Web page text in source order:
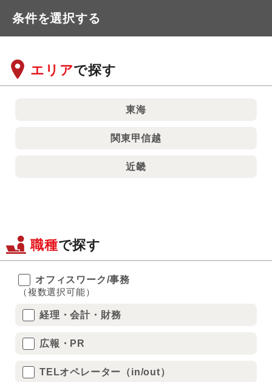
条件を選択する
エリアで探す
東海
関東甲信越
近畿
職種で探す
オフィスワーク/事務
（複数選択可能）
経理・会計・財務
広報・PR
TELオペレーター（in/out）